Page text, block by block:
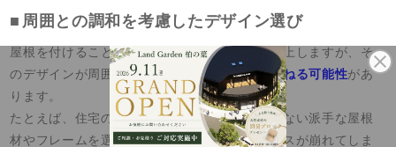
周囲との調和を考慮したデザイン選び
屋根を付けることでウッドデッキの機能性は向上しますが、そ
のデザインが周囲と調和していないと外観を損ねる可能性があ
ります。
たとえば、住宅の外観や庭全体の雰囲気に合わない派手な屋根
材やフレームを選んでしまうと、全体のバランスが崩れてしま